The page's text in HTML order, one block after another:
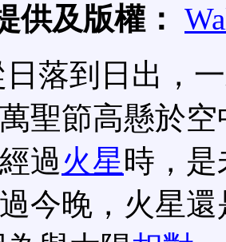
供及版權：
日落到日出，
聖節高懸於
過 火星時，是
今晚，火星